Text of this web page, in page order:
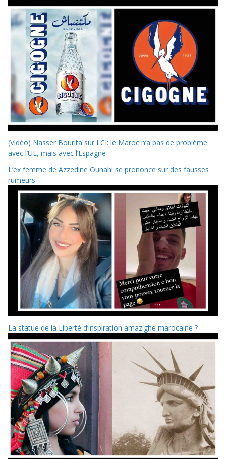
(Vidéo) Nasser Bourita sur LCI: le Maroc n’a pas de problème
avec l’UE, mais avec l’Espagne
L’ex femme de Azzedine Ounahi se prononce sur des fausses
rumeurs
La statue de la Liberté d’inspiration amazighe marocaine ?